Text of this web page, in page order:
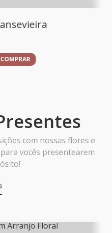
com nossas flores e
vocês presentearem